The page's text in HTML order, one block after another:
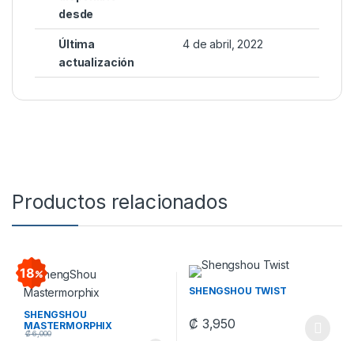
desde
Última
actualización
4 de abril, 2022
Productos relacionados
18
SHENGSHOU
MASTERMORPHIX
₡6,000
SHENGSHOU TWIST
₡ 3,950